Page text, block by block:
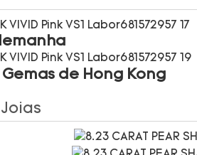
de Hong Kong